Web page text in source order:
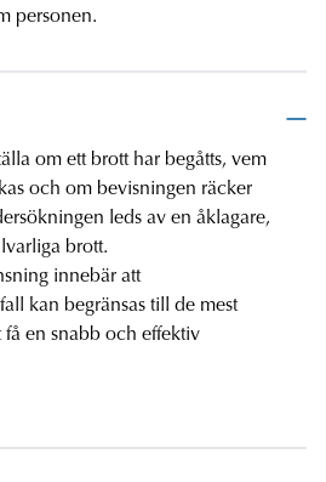
personen.
om ett brott har begåtts, vem
och om bevisningen räcker
leds av en åklagare,
brott.
innebär att
kan begränsas till de mest
en snabb och effektiv